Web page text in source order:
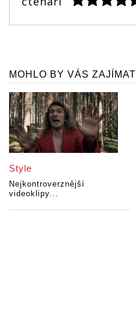
MOHLO BY VÁS ZAJÍMAT
Style
Nejkontroverznější
videoklipy...